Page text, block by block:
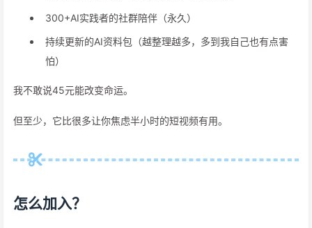
300+AI实践者的社群陪伴（永久）
持续更新的AI资料包（越整理越多，多到我自己也有点害
怕）
我不敢说45元能改变命运。
但至少，它比很多让你焦虑半小时的短视频有用。
怎么加入？